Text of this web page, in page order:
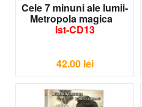
Cele 7 minuni ale lumii-
Metropola magica
Ist-CD13
42.00 lei